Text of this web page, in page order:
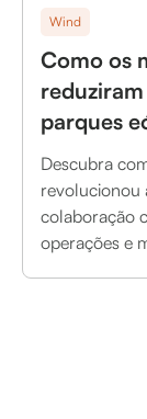
Wind
Como os
parques
Descubra
revolucionou
colaboração
operações e